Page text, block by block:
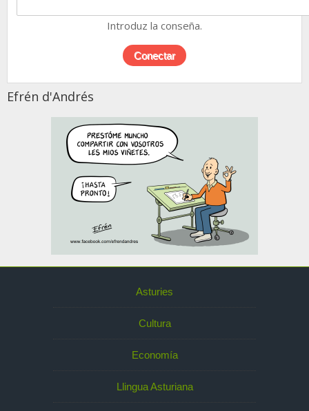
Introduz la conseña.
Efrén d'Andrés
Asturies
Cultura
Economía
Llingua Asturiana